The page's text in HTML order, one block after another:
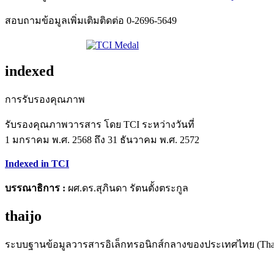
สอบถามข้อมูลเพิ่มเติมติดต่อ 0-2696-5649
indexed
การรับรองคุณภาพ
รับรองคุณภาพวารสาร โดย TCI ระหว่างวันที่
1 มกราคม พ.ศ. 2568 ถึง 31 ธันวาคม พ.ศ. 2572
Indexed in TCI
บรรณาธิการ : ผศ.ดร.สุภินดา รัตนตั้งตระกูล
thaijo
ระบบฐานข้อมูลวารสารอิเล็กทรอนิกส์กลางของประเทศไทย